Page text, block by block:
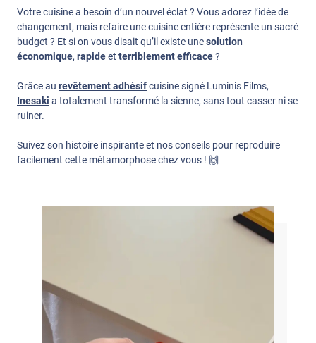
Votre cuisine a besoin d’un nouvel éclat ? Vous adorez l’idée de
changement, mais refaire une cuisine entière représente un sacré
budget ? Et si on vous disait qu’il existe unesolution
économique, rapideet terriblement efficace?
Grâce au revêtement adhésifcuisine signé Luminis Films,
Inesaki a totalement transformé la sienne, sans tout casser ni se
ruiner.
Suivez son histoire inspirante et nos conseils pour reproduire
facilement cette métamorphose chez vous ! 🙌